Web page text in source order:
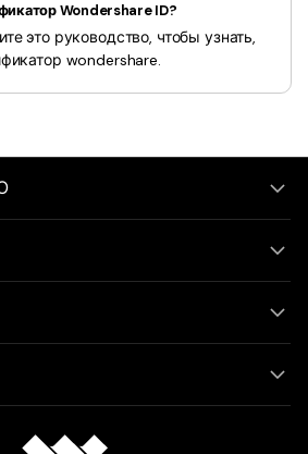
Wondershare ID?
это руководство, чтобы узнать,
wondershare.